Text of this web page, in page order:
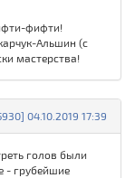
фифти!
Альшин (с
мастерства!
04.10.2019 17:39
голов были
- грубейшие